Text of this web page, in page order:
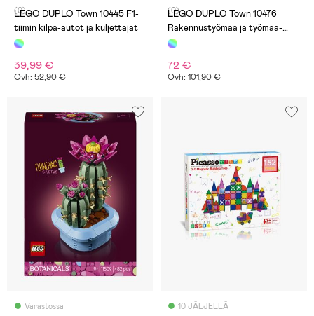
(0)
LEGO DUPLO Town 10445 F1-
tiimin kilpa-autot ja kuljettajat
39,99 €
Ovh: 52,90 €
(0)
LEGO DUPLO Town 10476
Rakennustyömaa ja työmaa-
ajoneuvot 3in1
72 €
Ovh: 101,90 €
Varastossa 10 JÄLJELLÄ